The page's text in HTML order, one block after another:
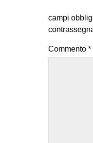
campi
Commento *